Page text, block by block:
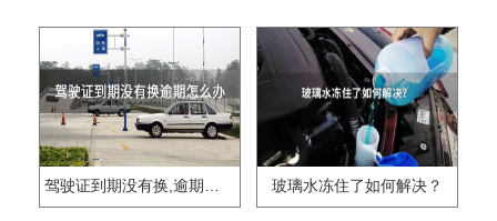
驾驶证到期没有换,逾期怎么办?? 玻璃水冻住了如何解决？